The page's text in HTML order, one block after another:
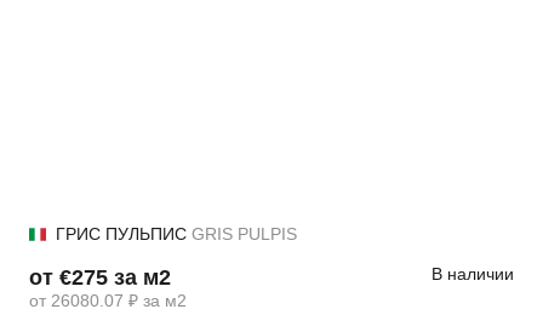
ГРИС ПУЛЬПИС GRIS PULPIS
от €275 за м2
от 26080.07 ₽ за м2
В наличии